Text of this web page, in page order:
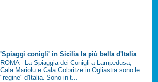
'Spiaggi conigli' in Sicilia la più bella d'Italia
ROMA - La Spiaggia dei Conigli a Lampedusa,
Cala Mariolu e Cala Goloritze in Ogliastra sono le
"regine" d'Italia. Sono in t...